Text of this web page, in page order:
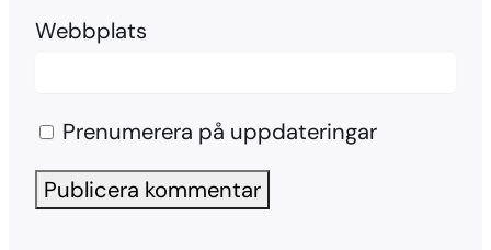
Webbplats
Prenumerera på uppdateringar